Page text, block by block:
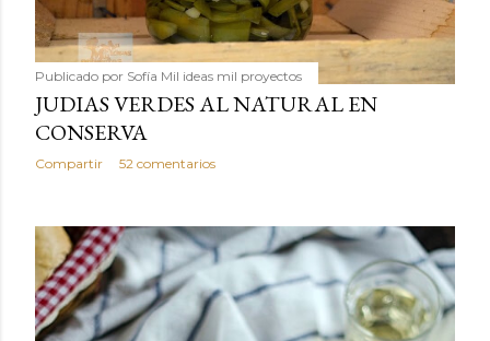
Publicado por Sofía Mil ideas mil proyectos
JUDIAS VERDES AL NATURAL EN
CONSERVA
Compartir 52 comentarios